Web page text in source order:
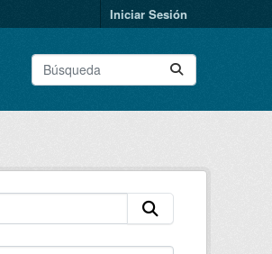
Iniciar Sesión